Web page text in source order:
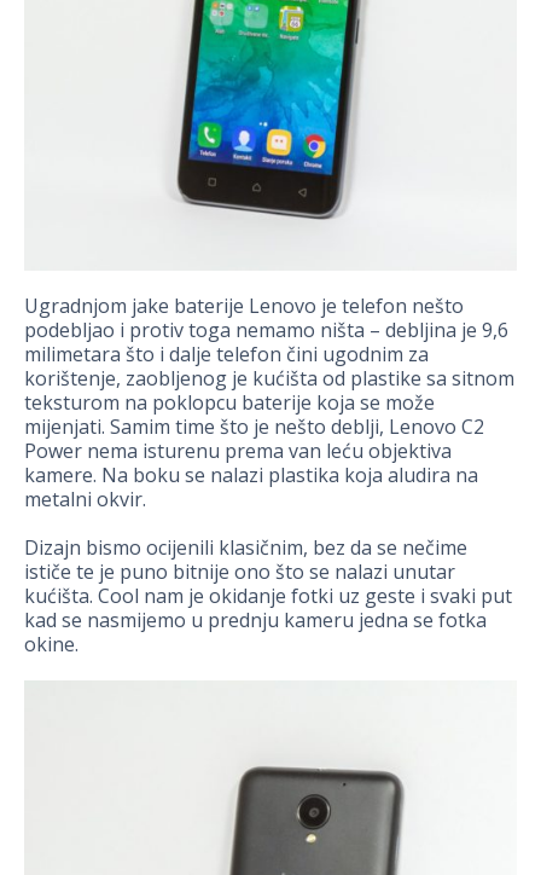
Ugradnjom jake baterije Lenovo je telefon nešto
podebljao i protiv toga nemamo ništa – debljina je 9,6
milimetara što i dalje telefon čini ugodnim za
korištenje, zaobljenog je kućišta od plastike sa sitnom
teksturom na poklopcu baterije koja se može
mijenjati. Samim time što je nešto deblji, Lenovo C2
Power nema isturenu prema van leću objektiva
kamere. Na boku se nalazi plastika koja aludira na
metalni okvir.
Dizajn bismo ocijenili klasičnim, bez da se nečime
ističe te je puno bitnije ono što se nalazi unutar
kućišta. Cool nam je okidanje fotki uz geste i svaki put
kad se nasmijemo u prednju kameru jedna se fotka
okine.